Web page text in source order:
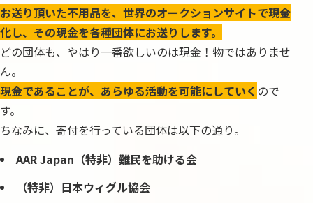
お送り頂いた不用品を、世界のオークションサイトで現金
化し、その現金を各種団体にお送りします。
どの団体も、やはり一番欲しいのは現金！物ではありませ
ん。
現金であることが、あらゆる活動を可能にしていく ので
す。
ちなみに、寄付を行っている団体は以下の通り。
AAR Japan（特非）難民を助ける会
（特非）日本ウィグル協会